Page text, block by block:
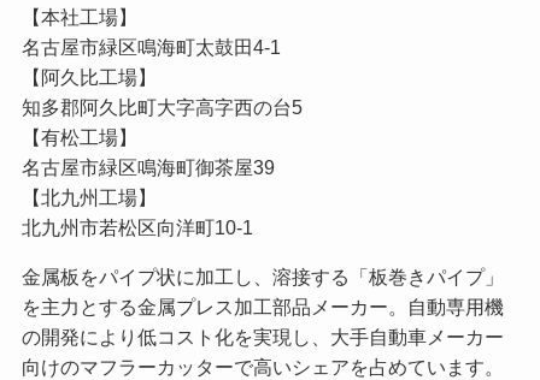
【本社工場】
名古屋市緑区鳴海町太鼓田4-1
【阿久比工場】
知多郡阿久比町大字高字西の台5
【有松工場】
名古屋市緑区鳴海町御茶屋39
【北九州工場】
北九州市若松区向洋町10-1
金属板をパイプ状に加工し、溶接する「板巻きパイプ」
を主力とする金属プレス加工部品メーカー。自動専用機
の開発により低コスト化を実現し、大手自動車メーカー
向けのマフラーカッターで高いシェアを占めています。